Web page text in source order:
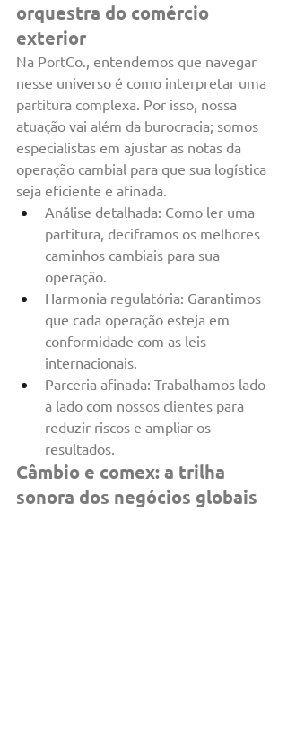
orquestra do comércio
exterior
Na PortCo., entendemos que navegar
nesse universo é como interpretar uma
partitura complexa. Por isso, nossa
atuação vai além da burocracia; somos
especialistas em ajustar as notas da
operação cambial para que sua logística
seja eficiente e afinada.
Análise detalhada: Como ler uma
partitura, deciframos os melhores
caminhos cambiais para sua
operação.
Harmonia regulatória: Garantimos
que cada operação esteja em
conformidade com as leis
internacionais.
Parceria afinada: Trabalhamos lado
a lado com nossos clientes para
reduzir riscos e ampliar os
resultados.
Câmbio e comex: a trilha
sonora dos negócios globais